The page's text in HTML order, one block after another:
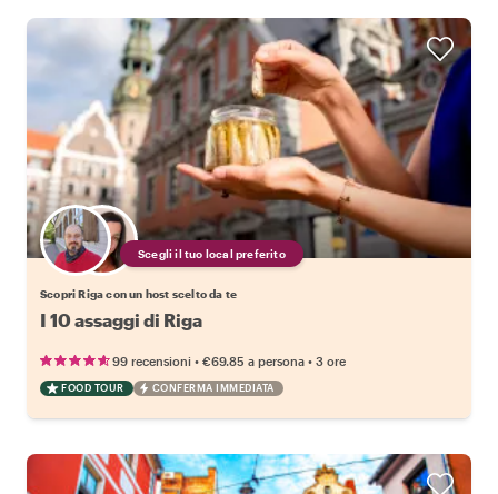
Scegli il tuo local preferito
Scopri Riga con un host scelto da te
I 10 assaggi di Riga
99 recensioni • €69.85 a persona • 3 ore
FOOD TOUR CONFERMA IMMEDIATA